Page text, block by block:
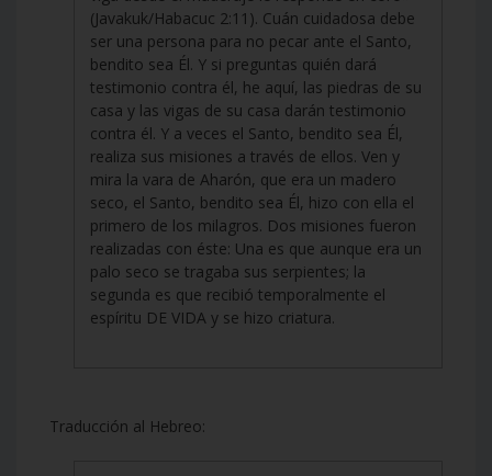
(Javakuk/Habacuc 2:11). Cuán cuidadosa debe
ser una persona para no pecar ante el Santo,
bendito sea Él. Y si preguntas quién dará
testimonio contra él, he aquí, las piedras de su
casa y las vigas de su casa darán testimonio
contra él. Y a veces el Santo, bendito sea Él,
realiza sus misiones a través de ellos. Ven y
mira la vara de Aharón, que era un madero
seco, el Santo, bendito sea Él, hizo con ella el
primero de los milagros. Dos misiones fueron
realizadas con éste: Una es que aunque era un
palo seco se tragaba sus serpientes; la
segunda es que recibió temporalmente el
espíritu DE VIDA y se hizo criatura.
Traducción al Hebreo: